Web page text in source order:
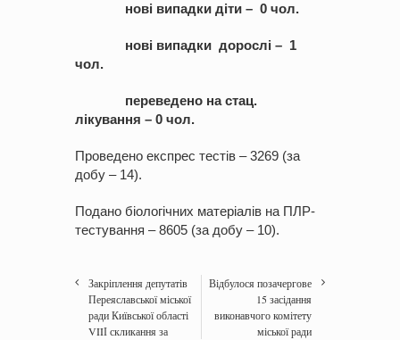
нові випадки діти – 0 чол.
нові випадки дорослі – 1
чол.
переведено на стац.
лікування – 0 чол.
Проведено експрес тестів – 3269 (за
добу – 14).
Подано біологічних матеріалів на ПЛР-
тестування – 8605 (за добу – 10).
Закріплення депутатів
Переяславської міської
ради Київської області
VIIІ скликання за
Відбулося позачергове
15 засідання
виконавчого комітету
міської ради